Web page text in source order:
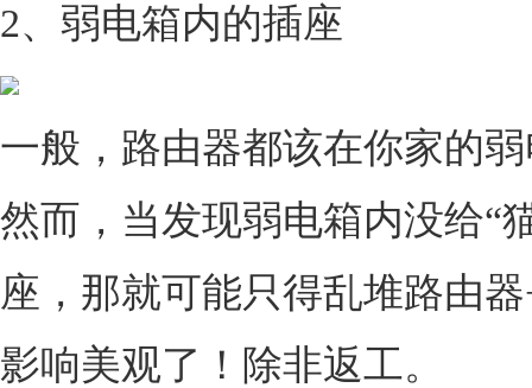
2、弱电箱内的插座
一般，路由器都该在你家的
然而，当发现弱电箱内没给“
座，那就可能只得乱堆路由
影响美观了！除非返工。